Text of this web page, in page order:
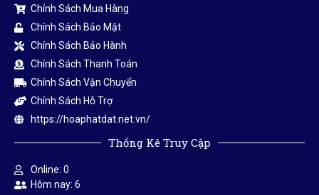
VP MIỀN NAM: 26 Đường Số 10, Phường Trường Thọ, Quận
Thủ Đức, TP. HCM
VP MIỀN BẮC: 762 Đê La Thành, Thủ Đô Hà Nội
VP MIỀN TRUNG: Bắc Cầu Cao, Cẩm Vịnh, Cẩm Xuyên, Hà
VP MIỀN TÂY: 199 Võ Văn Kiệt, Ninh Kiều, Cần Thơ
Chính Sách Mua Hàng